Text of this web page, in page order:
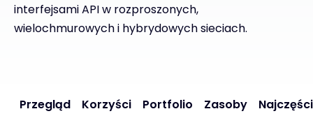
interfejsami API w rozproszonych,
wielochmurowych i hybrydowych sieciach.
Przegląd Korzyści Portfolio Zasoby